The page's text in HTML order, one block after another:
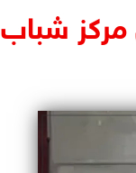
عربية
عالمية
شباب